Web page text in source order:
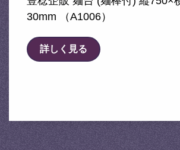
30mm （A1006）
詳しく見る